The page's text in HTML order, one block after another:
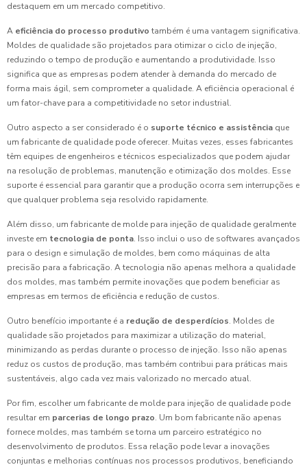
destaquem em um mercado competitivo.
A eficiência do processo produtivo também é uma vantagem significativa.
Moldes de qualidade são projetados para otimizar o ciclo de injeção,
reduzindo o tempo de produção e aumentando a produtividade. Isso
significa que as empresas podem atender à demanda do mercado de
forma mais ágil, sem comprometer a qualidade. A eficiência operacional é
um fator-chave para a competitividade no setor industrial.
Outro aspecto a ser considerado é o suporte técnico e assistência que
um fabricante de qualidade pode oferecer. Muitas vezes, esses fabricantes
têm equipes de engenheiros e técnicos especializados que podem ajudar
na resolução de problemas, manutenção e otimização dos moldes. Esse
suporte é essencial para garantir que a produção ocorra sem interrupções e
que qualquer problema seja resolvido rapidamente.
Além disso, um fabricante de molde para injeção de qualidade geralmente
investe em tecnologia de ponta. Isso inclui o uso de softwares avançados
para o design e simulação de moldes, bem como máquinas de alta
precisão para a fabricação. A tecnologia não apenas melhora a qualidade
dos moldes, mas também permite inovações que podem beneficiar as
empresas em termos de eficiência e redução de custos.
Outro benefício importante é a redução de desperdícios. Moldes de
qualidade são projetados para maximizar a utilização do material,
minimizando as perdas durante o processo de injeção. Isso não apenas
reduz os custos de produção, mas também contribui para práticas mais
sustentáveis, algo cada vez mais valorizado no mercado atual.
Por fim, escolher um fabricante de molde para injeção de qualidade pode
resultar em parcerias de longo prazo. Um bom fabricante não apenas
fornece moldes, mas também se torna um parceiro estratégico no
desenvolvimento de produtos. Essa relação pode levar a inovações
conjuntas e melhorias contínuas nos processos produtivos, beneficiando